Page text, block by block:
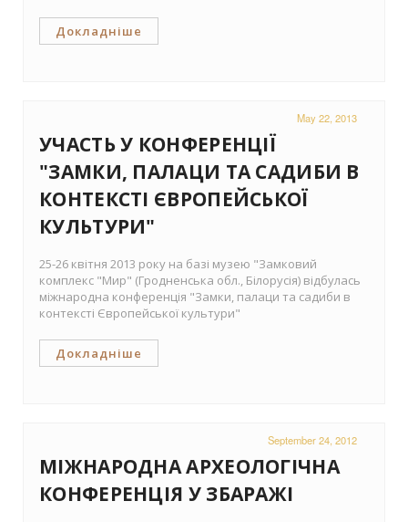
Докладніше
May 22, 2013
УЧАСТЬ У КОНФЕРЕНЦІЇ
"ЗАМКИ, ПАЛАЦИ ТА САДИБИ В
КОНТЕКСТІ ЄВРОПЕЙСЬКОЇ
КУЛЬТУРИ"
25-26 квітня 2013 року на базі музею "Замковий
комплекс "Мир" (Гродненська обл., Білорусія) відбулась
міжнародна конференція "Замки, палаци та садиби в
контексті Європейської культури"
Докладніше
September 24, 2012
МІЖНАРОДНА АРХЕОЛОГІЧНА
КОНФЕРЕНЦІЯ У ЗБАРАЖІ